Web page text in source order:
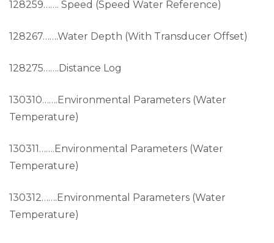
128259……. Speed (Speed Water Reference)
128267…….Water Depth (With Transducer Offset)
128275…….Distance Log
130310…….Environmental Parameters (Water
Temperature)
130311…….Environmental Parameters (Water
Temperature)
130312…….Environmental Parameters (Water
Temperature)